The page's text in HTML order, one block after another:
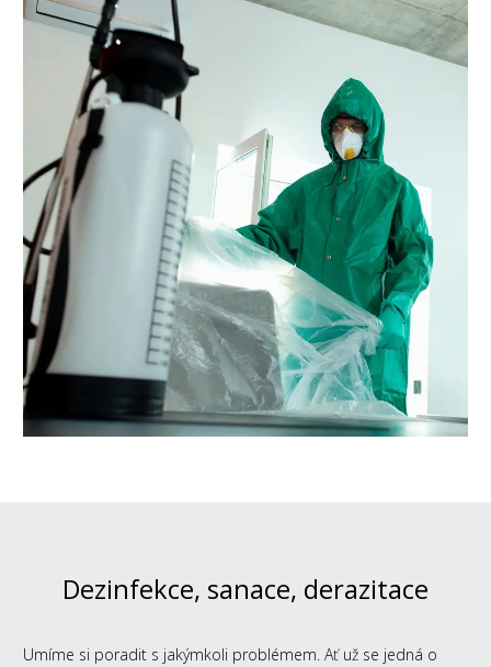
Dezinfekce, sanace, derazitace
Umíme si poradit s jakýmkoli problémem. Ať už se jedná o